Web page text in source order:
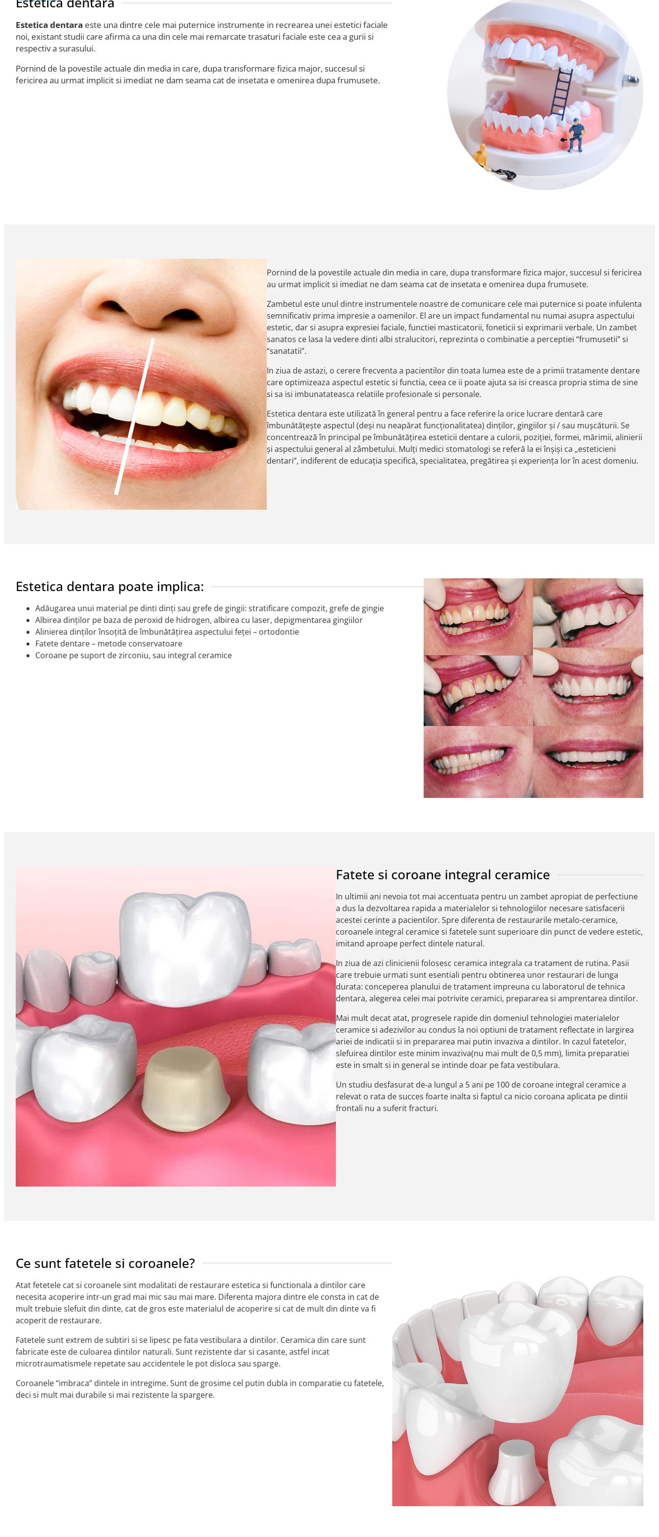
Estetica dentara este una dintre cele mai puternice instrumente in recrearea unei estetici faciale
noi, existant studii care afirma ca una din cele mai remarcate trasaturi faciale este cea a gurii si
respectiv a surasului.
Pornind de la povestile actuale din media in care, dupa transformare fizica major, succesul si
fericirea au urmat implicit si imediat ne dam seama cat de insetata e omenirea dupa frumusete.
Pornind de la povestile actuale din media in care, dupa transformare fizica major, succesul si fericirea
au urmat implicit si imediat ne dam seama cat de insetata e omenirea dupa frumusete.
Zambetul este unul dintre instrumentele noastre de comunicare cele mai puternice si poate infulenta
semnificativ prima impresie a oamenilor. El are un impact fundamental nu numai asupra aspectului
estetic, dar si asupra expresiei faciale, functiei masticatorii, foneticii si exprimarii verbale. Un zambet
sanatos ce lasa la vedere dinti albi stralucitori, reprezinta o combinatie a perceptiei “frumusetii” si
“sanatatii”.
In ziua de astazi, o cerere frecventa a pacientilor din toata lumea este de a primii tratamente dentare
care optimizeaza aspectul estetic si functia, ceea ce ii poate ajuta sa isi creasca propria stima de sine
si sa isi imbunatateasca relatiile profesionale si personale.
Estetica dentara este utilizată în general pentru a face referire la orice lucrare dentară care
îmbunătățește aspectul (deși nu neapărat funcționalitatea) dinților, gingiilor și / sau mușcăturii. Se
concentrează în principal pe îmbunătățirea esteticii dentare a culorii, poziției, formei, mărimii, alinierii
și aspectului general al zâmbetului. Mulți medici stomatologi se referă la ei înșiși ca „esteticieni
dentari”, indiferent de educația specifică, specialitatea, pregătirea și experiența lor în acest domeniu.
Estetica dentara poate implica:
Adăugarea unui material pe dinti dinți sau grefe de gingii: stratificare compozit, grefe de gingie
Albirea dinților pe baza de peroxid de hidrogen, albirea cu laser, depigmentarea gingiilor
Alinierea dinților însoțită de îmbunătățirea aspectului feței – ortodontie
Fatete dentare – metode conservatoare
Coroane pe suport de zirconiu, sau integral ceramice
Fatete si coroane integral ceramice
In ultimii ani nevoia tot mai accentuata pentru un zambet apropiat de perfectiune
a dus la dezvoltarea rapida a materialelor si tehnologiilor necesare satisfacerii
acestei cerinte a pacientilor. Spre diferenta de restaurarile metalo-ceramice,
coroanele integral ceramice si fatetele sunt superioare din punct de vedere estetic,
imitand aproape perfect dintele natural.
In ziua de azi clinicienii folosesc ceramica integrala ca tratament de rutina. Pasii
care trebuie urmati sunt esentiali pentru obtinerea unor restaurari de lunga
durata: conceperea planului de tratament impreuna cu laboratorul de tehnica
dentara, alegerea celei mai potrivite ceramici, prepararea si amprentarea dintilor.
Mai mult decat atat, progresele rapide din domeniul tehnologiei materialelor
ceramice si adezivilor au condus la noi optiuni de tratament reflectate in largirea
ariei de indicatii si in prepararea mai putin invaziva a dintilor. In cazul fatetelor,
slefuirea dintilor este minim invaziva(nu mai mult de 0,5 mm), limita preparatiei
este in smalt si in general se intinde doar pe fata vestibulara.
Un studiu desfasurat de-a lungul a 5 ani pe 100 de coroane integral ceramice a
relevat o rata de succes foarte inalta si faptul ca nicio coroana aplicata pe dintii
frontali nu a suferit fracturi.
Ce sunt fatetele si coroanele?
Atat fetetele cat si coroanele sint modalitati de restaurare estetica si functionala a dintilor care
necesita acoperire intr-un grad mai mic sau mai mare. Diferenta majora dintre ele consta in cat de
mult trebuie slefuit din dinte, cat de gros este materialul de acoperire si cat de mult din dinte va fi
acoperit de restaurare.
Fatetele sunt extrem de subtiri si se lipesc pe fata vestibulara a dintilor. Ceramica din care sunt
fabricate este de culoarea dintilor naturali. Sunt rezistente dar si casante, astfel incat
microtraumatismele repetate sau accidentele le pot disloca sau sparge.
Coroanele “imbraca” dintele in intregime. Sunt de grosime cel putin dubla in comparatie cu fatetele,
deci si mult mai durabile si mai rezistente la spargere.